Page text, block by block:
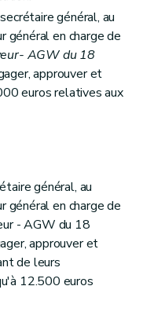
général, au
général en charge de
AGW du 18
approuver et
euros relatives aux
général, au
général en charge de
- AGW du 18
approuver et
de leurs
12.500 euros